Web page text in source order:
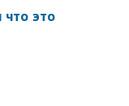
это